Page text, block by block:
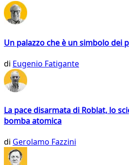
Un palazzo che è un simbolo dei
di Eugenio Fatigante
La pace disarmata di Roblat, lo
bomba atomica
di Gerolamo Fazzini